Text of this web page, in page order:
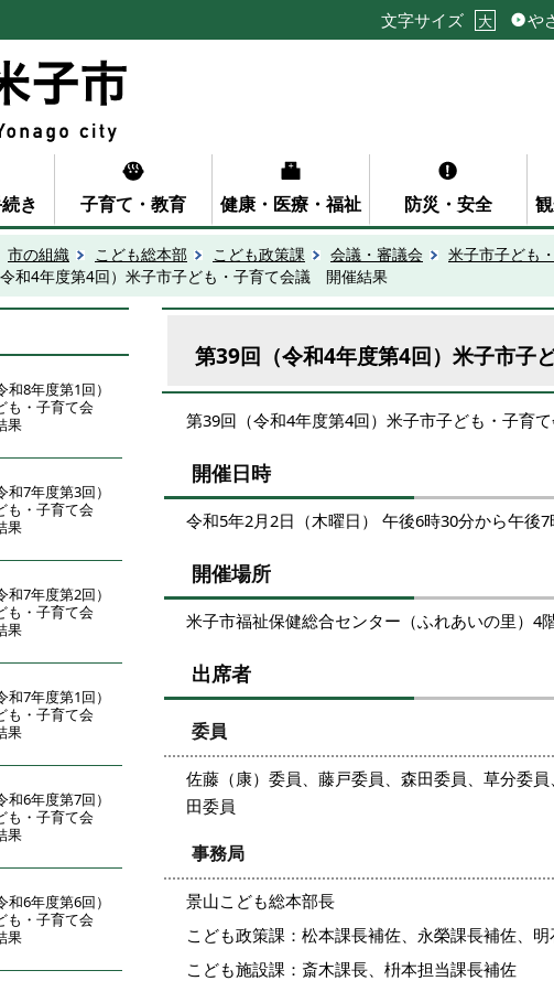
文字サイズ 大 や
き 子育て・教育 健康・医療・福祉 防災・安全
市の組織 こども総本部 こども政策課 会議・審議会 米子市子ども
和4年度第4回）米子市子ども・子育て会議 開催結果
和8年度第1回）
も・子育て会
果
和7年度第3回）
も・子育て会
果
和7年度第2回）
も・子育て会
果
和7年度第1回）
も・子育て会
果
和6年度第7回）
も・子育て会
果
和6年度第6回）
も・子育て会
果
第39回（令和4年度第4回）米子市
第39回（令和4年度第4回）米子市子ども・子育て
開催日時
令和5年2月2日（木曜日） 午後6時30分から午後
開催場所
米子市福祉保健総合センター（ふれあいの里）4
出席者
委員
佐藤（康）委員、藤戸委員、森田委員、草分委
田委員
事務局
景山こども総本部長
こども政策課：松本課長補佐、永榮課長補佐、
こども施設課：斎木課長、枡本担当課長補佐